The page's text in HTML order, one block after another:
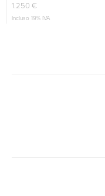
1.250 €
Incluso 19% IVA